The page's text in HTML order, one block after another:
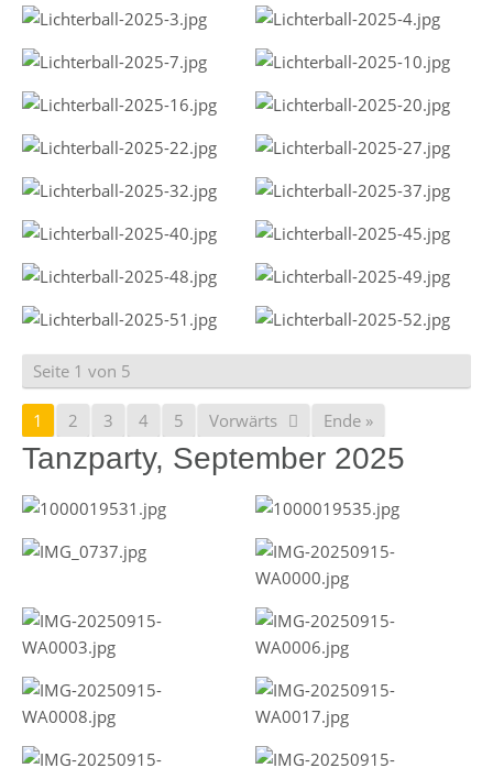
Seite 1 von 5
1 2 3 4 5 Vorwärts Ende »
Tanzparty, September 2025